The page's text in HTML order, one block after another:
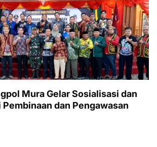
Mura Gelar Sosialisasi dan
dan Pengawasan